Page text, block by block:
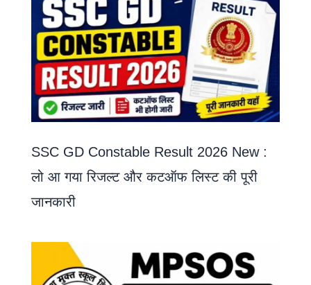
SSC GD Constable Result 2026 New :
लो आ गया रिजल्ट और कटऑफ लिस्ट की पूरी
जानकारी